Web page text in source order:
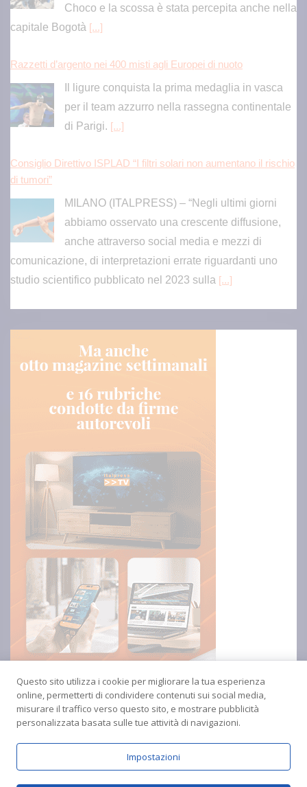
Choco e la scossa è stata percepita anche nella
capitale Bogotà [...]
Razzetti d’argento nei 400 misti agli Europei di nuoto
Il ligure conquista la prima medaglia in vasca
per il team azzurro nella rassegna continentale
di Parigi.
[...]
Consiglio Direttivo ISPLAD “I filtri solari non aumentano il rischio
di tumori”
MILANO (ITALPRESS) – “Negli ultimi giorni
abbiamo osservato una crescente diffusione,
anche attraverso social media e mezzi di
comunicazione, di interpretazioni errate riguardanti uno
studio scientifico pubblicato nel 2023 sulla [...]
Questo sito utilizza i cookie per migliorare la tua esperienza
online, permetterti di condividere contenuti sui social media,
misurare il traffico verso questo sito, e mostrare pubblicità
personalizzata basata sulle tue attività di navigazioni.
Impostazioni